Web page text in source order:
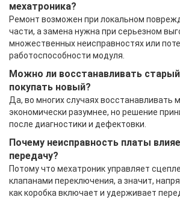
мехатроника?
Ремонт возможен при локальном
части, а замена нужна при серьезном
множественных неисправностях или
работоспособности модуля.
Можно ли восстанавливать
покупать новый?
Да, во многих случаях восстанавливать
экономически разумнее, но решение
после диагностики и дефектовки.
Почему неисправность платы
передачу?
Потому что мехатроник управляет
клапанами переключения, а значит,
как коробка включает и удерживает